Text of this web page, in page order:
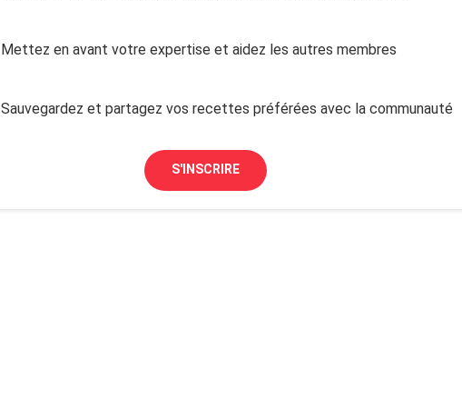
Mettez en avant votre expertise et aidez les autres membres
Sauvegardez et partagez vos recettes préférées avec la communauté
S'INSCRIRE